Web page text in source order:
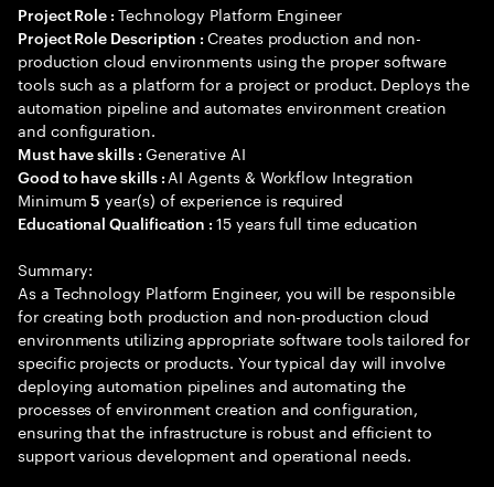
Project Role : Technology Platform Engineer
Project Role Description :Creates production and non-
production cloud environments using the proper software
tools such as a platform for a project or product. Deploys the
automation pipeline and automates environment creation
and configuration.
Must have skills : Generative AI
Good to have skills : AI Agents & Workflow Integration
Minimum5 year(s) of experience is required
Educational Qualification :15 years full time education
Summary:
As a Technology Platform Engineer, you will be responsible
for creating both production and non-production cloud
environments utilizing appropriate software tools tailored for
specific projects or products. Your typical day will involve
deploying automation pipelines and automating the
processes of environment creation and configuration,
ensuring that the infrastructure is robust and efficient to
support various development and operational needs.